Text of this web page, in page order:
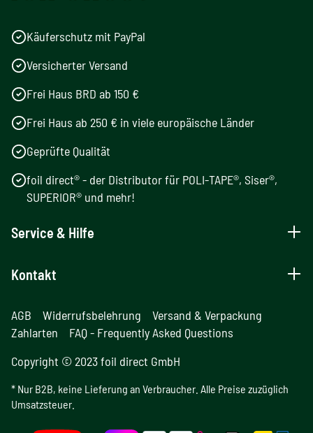
Käuferschutz mit PayPal
Versicherter Versand
Frei Haus BRD ab 150 €
Frei Haus ab 250 € in viele europäische Länder
Geprüfte Qualität
foil direct® - der Distributor für POLI-TAPE®, Siser®,
SUPERIOR® und mehr!
Service & Hilfe
Kontakt
AGB Widerrufsbelehrung
Versand & Verpackung
Zahlarten
FAQ - Frequently Asked Questions
Copyright © 2023 foil direct GmbH
* Nur B2B, keine Lieferung an Verbraucher. Alle Preise zuzüglich
Umsatzsteuer.